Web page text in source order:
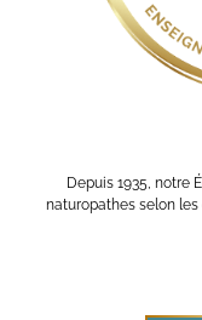
Depuis 1935, notre
naturopathes selon